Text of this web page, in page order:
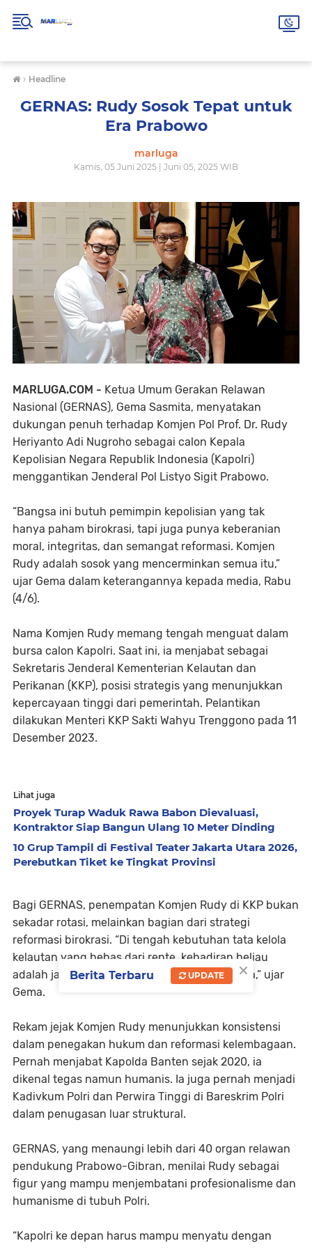
› Headline
GERNAS: Rudy Sosok Tepat untuk
Era Prabowo
marluga
Kamis, 05 Juni 2025 | Juni 05, 2025 WIB
MARLUGA.COM - Ketua Umum Gerakan Relawan
Nasional (GERNAS), Gema Sasmita, menyatakan
dukungan penuh terhadap Komjen Pol Prof. Dr. Rudy
Heriyanto Adi Nugroho sebagai calon Kepala
Kepolisian Negara Republik Indonesia (Kapolri)
menggantikan Jenderal Pol Listyo Sigit Prabowo.
“Bangsa ini butuh pemimpin kepolisian yang tak
hanya paham birokrasi, tapi juga punya keberanian
moral, integritas, dan semangat reformasi. Komjen
Rudy adalah sosok yang mencerminkan semua itu,”
ujar Gema dalam keterangannya kepada media, Rabu
(4/6).
Nama Komjen Rudy memang tengah menguat dalam
bursa calon Kapolri. Saat ini, ia menjabat sebagai
Sekretaris Jenderal Kementerian Kelautan dan
Perikanan (KKP), posisi strategis yang menunjukkan
kepercayaan tinggi dari pemerintah. Pelantikan
dilakukan Menteri KKP Sakti Wahyu Trenggono pada 11
Desember 2023.
Lihat juga
Proyek Turap Waduk Rawa Babon Dievaluasi,
Kontraktor Siap Bangun Ulang 10 Meter Dinding
10 Grup Tampil di Festival Teater Jakarta Utara 2026,
Perebutkan Tiket ke Tingkat Provinsi
Bagi GERNAS, penempatan Komjen Rudy di KKP bukan
sekadar rotasi, melainkan bagian dari strategi
reformasi birokrasi. “Di tengah kebutuhan tata kelola
kelautan yang bebas dari rente, kehadiran beliau
adalah jaminan akan adanya perubahan nyata,” ujar
Gema.
Rekam jejak Komjen Rudy menunjukkan konsistensi
dalam penegakan hukum dan reformasi kelembagaan.
Pernah menjabat Kapolda Banten sejak 2020, ia
dikenal tegas namun humanis. Ia juga pernah menjadi
Kadivkum Polri dan Perwira Tinggi di Bareskrim Polri
dalam penugasan luar struktural.
GERNAS, yang menaungi lebih dari 40 organ relawan
pendukung Prabowo-Gibran, menilai Rudy sebagai
figur yang mampu menjembatani profesionalisme dan
humanisme di tubuh Polri.
“Kapolri ke depan harus mampu menyatu dengan
×
Berita Terbaru UPDATE